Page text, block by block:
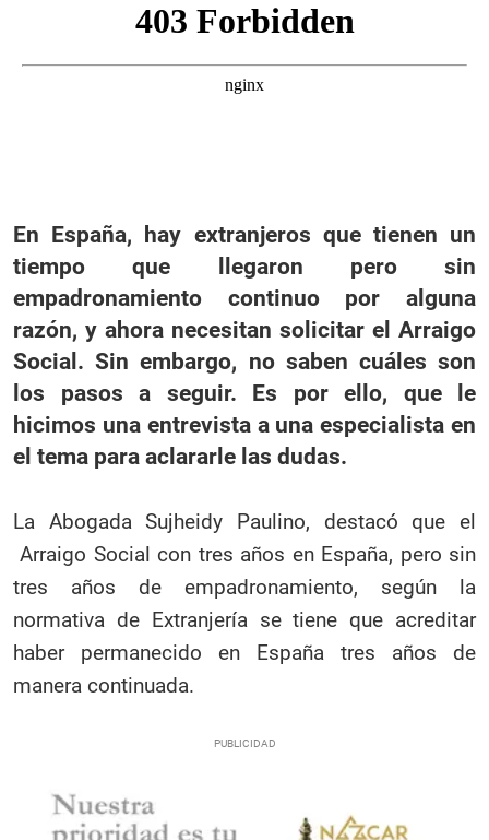
En España, hay extranjeros que tienen un
tiempo que llegaron pero sin
empadronamiento continuo por alguna
razón, y ahora necesitan solicitar el Arraigo
Social. Sin embargo, no saben cuáles son
los pasos a seguir. Es por ello, que le
hicimos una entrevista a una especialista en
el tema para aclararle las dudas.
La Abogada Sujheidy Paulino, destacó que el
Arraigo Social con tres años en España, pero sin
tres años de empadronamiento, según la
normativa de Extranjería se tiene que acreditar
haber permanecido en España tres años de
manera continuada.